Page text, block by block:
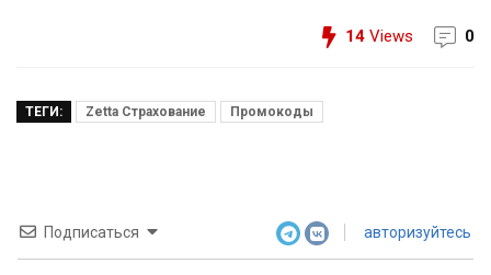
14 Views 0
ТЕГИ: Zetta Страхование Промокоды
Подписаться авторизуйтесь